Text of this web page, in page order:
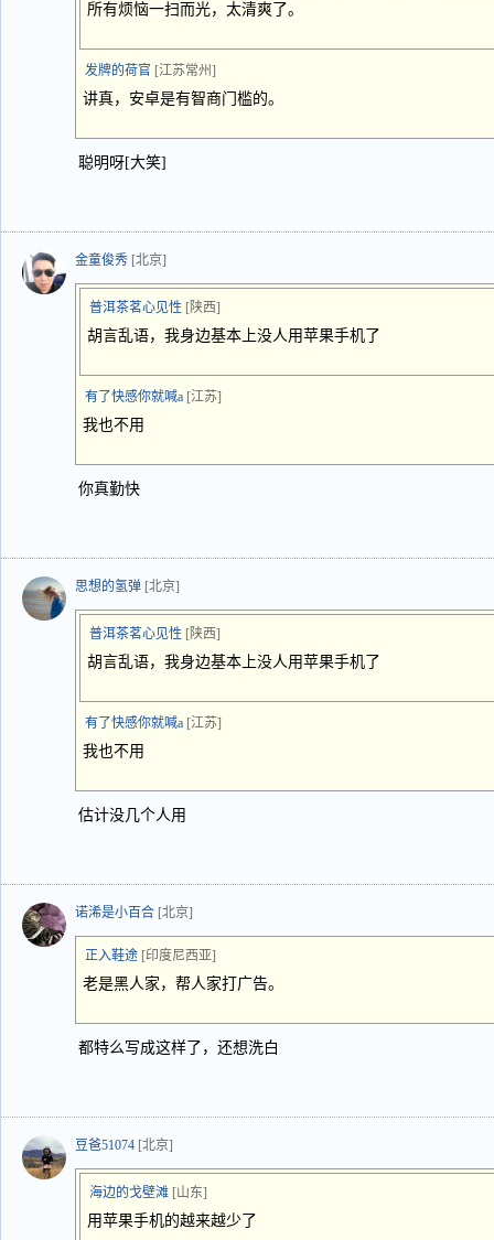
所有烦恼一扫而光，太清爽了。
发牌的荷官 [江苏常州]
讲真，安卓是有智商门槛的。
聪明呀[大笑]
金童俊秀 [北京]
普洱茶茗心见性 [陕西]
胡言乱语，我身边基本上没人用苹果手机了
有了快感你就喊a [江苏]
我也不用
你真勤快
思想的氢弹 [北京]
普洱茶茗心见性 [陕西]
胡言乱语，我身边基本上没人用苹果手机了
有了快感你就喊a [江苏]
我也不用
估计没几个人用
诺浠是小百合 [北京]
正入鞋途 [印度尼西亚]
老是黑人家，帮人家打广告。
都特么写成这样了，还想洗白
豆爸51074 [北京]
海边的戈壁滩 [山东]
用苹果手机的越来越少了